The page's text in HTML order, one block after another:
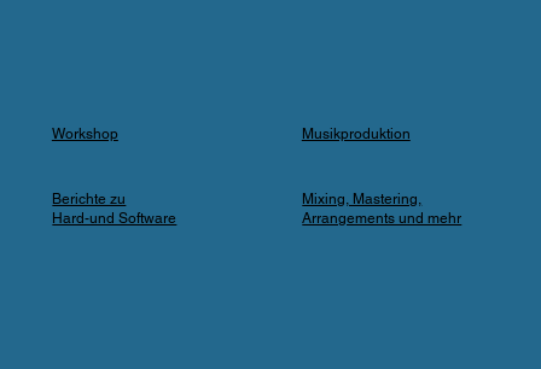
Workshop
Berichte zu
Hard-und Software
Musikproduktion
Mixing, Mastering,
Arrangements und mehr